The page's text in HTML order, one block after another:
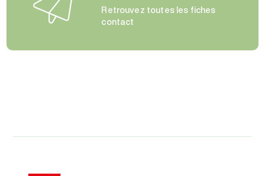
Retrouvez toutes les fiches
contact